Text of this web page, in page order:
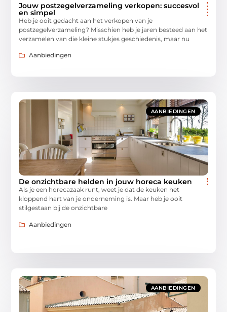
Jouw postzegelverzameling verkopen: succesvol
en simpel
Heb je ooit gedacht aan het verkopen van je
postzegelverzameling? Misschien heb je jaren besteed aan het
verzamelen van die kleine stukjes geschiedenis, maar nu
Aanbiedingen
AANBIEDINGEN
De onzichtbare helden in jouw horeca keuken
Als je een horecazaak runt, weet je dat de keuken het
kloppend hart van je onderneming is. Maar heb je ooit
stilgestaan bij de onzichtbare
Aanbiedingen
AANBIEDINGEN